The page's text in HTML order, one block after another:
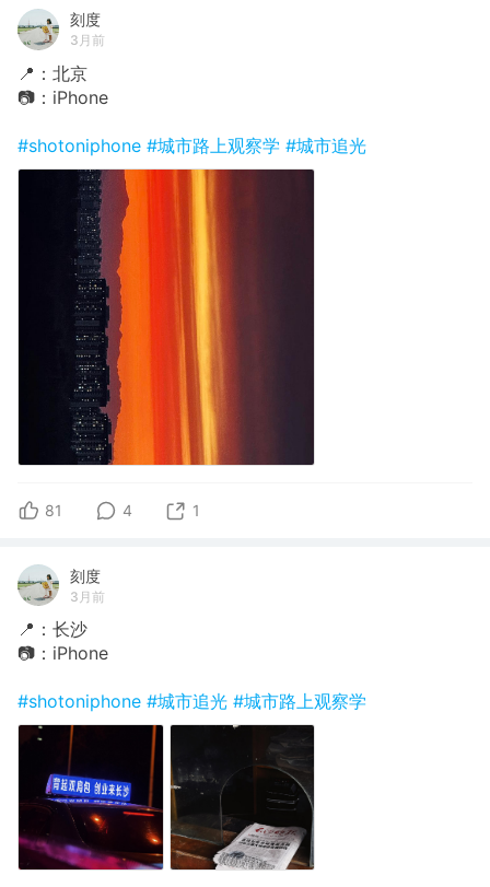
刻度
3月前
📍：北京
📷：iPhone
#shotoniphone #城市路上观察学 #城市追光
81 4 1
刻度
3月前
📍：长沙
📷：iPhone
#shotoniphone #城市追光 #城市路上观察学